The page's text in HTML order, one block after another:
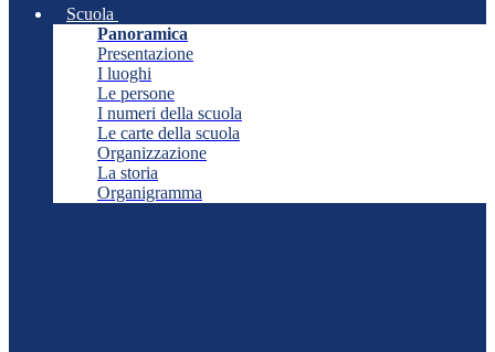
Scuola
Panoramica
Presentazione
I luoghi
Le persone
I numeri della scuola
Le carte della scuola
Organizzazione
La storia
Organigramma